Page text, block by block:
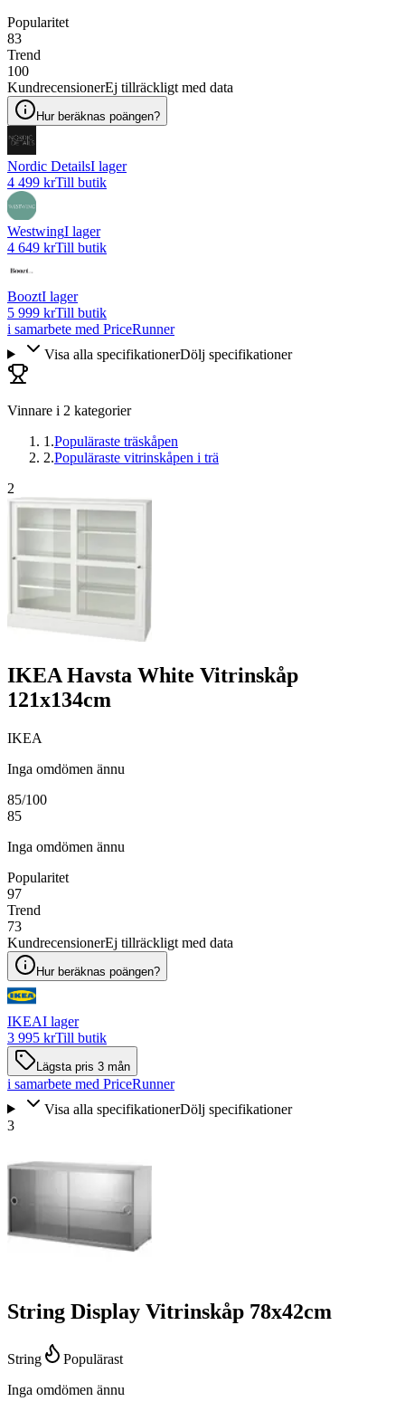
Popularitet
83
Trend
100
KundrecensionerEj tillräckligt med data
Hur beräknas poängen?
Nordic DetailsI lager
4 499 krTill butik
WestwingI lager
4 649 krTill butik
BooztI lager
5 999 krTill butik
i samarbete med PriceRunner
Visa alla specifikationerDölj specifikationer
Vinnare i 2 kategorier
1 .Populäraste träskåpen
2.Populäraste vitrinskåpen i trä
2
IKEA Havsta White Vitrinskåp
121x134cm
IKEA
Inga omdömen ännu
85/100
85
Inga omdömen ännu
Popularitet
97
Trend
73
KundrecensionerEj tillräckligt med data
Hur beräknas poängen?
IKEAI lager
3 995 krTill butik
Lägsta pris 3 mån
i samarbete med PriceRunner
Visa alla specifikationerDölj specifikationer
3
String Display Vitrinskåp 78x42cm
String
Populärast
Inga omdömen ännu